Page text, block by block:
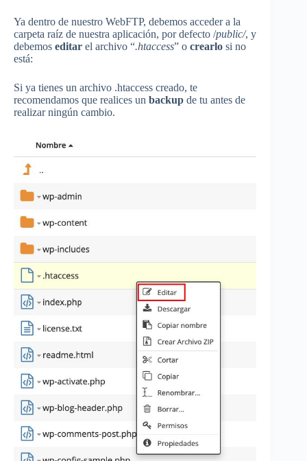
Ya dentro de nuestro WebFTP, debemos acceder a la
carpeta raíz de nuestra aplicación, por defecto /public/, y
debemos editar el archivo “.htaccess” o crearlo si no
está:
Si ya tienes un archivo .htaccess creado, te
recomendamos que realices un backup de tu antes de
realizar ningún cambio.